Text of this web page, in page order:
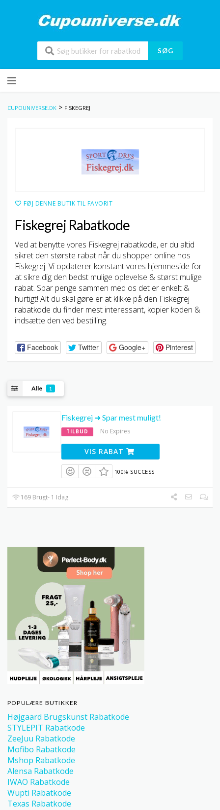
SØG
to
CUPOUNIVERSE.DK > FISKEGREJ
FØJ DENNE BUTIK TIL FAVORIT
Fiskegrej Rabatkode
Ved at benytte vores Fiskegrej rabatkode, er du altid
sikret den største rabat når du shopper online hos
Fiskegrej. Vi opdaterer konstant vores hjemmeside for
at sikre dig den bedst mulige oplevelse & størst mulige
rabat. Spar penge sammen med os det er enkelt &
hurtigt! Alt du skal gøre er at klikke på den Fiskegrej
rabatkode du finder mest interessant, kopier koden &
indsætte den ved bestilling.
Facebook Twitter Google+ Pinterest
Alle 1
Fiskegrej ➜ Spar mest muligt!
TILBUD No Expires
VIS RABAT
100% SUCCESS
169 Brugt- 1 Idag
POPULÆRE BUTIKKER
Højgaard Brugskunst Rabatkode
STYLEPIT Rabatkode
ZeeJuu Rabatkode
Mofibo Rabatkode
Mshop Rabatkode
Alensa Rabatkode
IWAO Rabatkode
Wupti Rabatkode
Texas Rabatkode